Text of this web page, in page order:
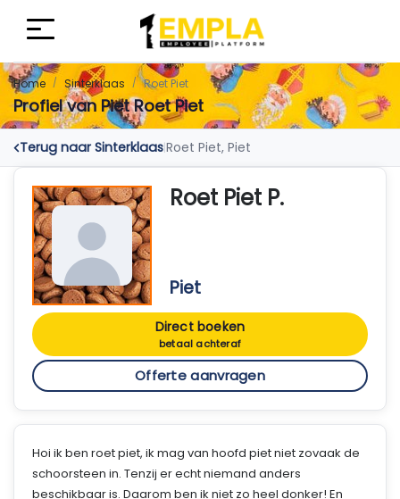
Home Sinterklaas Roet Piet
Profiel van Piet Roet Piet
Terug naar Sinterklaas|Roet Piet, Piet
Roet Piet P.
Piet
Direct boeken
betaal achteraf
Offerte aanvragen
Hoi ik ben roet piet, ik mag van hoofd piet niet zovaak de
schoorsteen in. Tenzij er echt niemand anders
beschikbaar is. Daarom ben ik niet zo heel donker! En